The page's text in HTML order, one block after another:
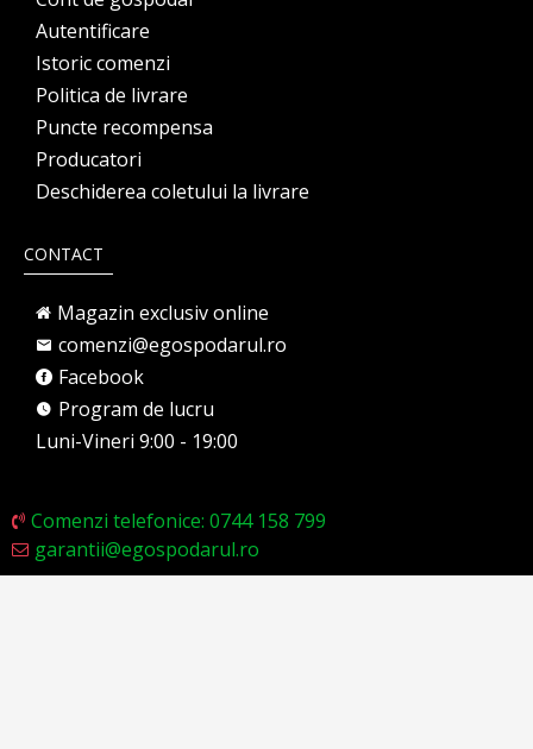
Autentificare
Istoric comenzi
Politica de livrare
Puncte recompensa
Producatori
Deschiderea coletului la livrare
CONTACT
Magazin exclusiv online
comenzi@egospodarul.ro
Facebook
Program de lucru
Luni-Vineri 9:00 - 19:00
Comenzi telefonice: 0744 158 799
garantii@egospodarul.ro